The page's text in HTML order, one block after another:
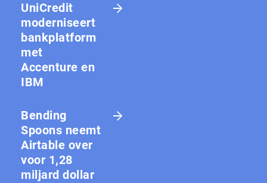
UniCredit
moderniseert
bankplatform
met
Accenture en
IBM
Bending
Spoons neemt
Airtable over
voor 1,28
miljard dollar